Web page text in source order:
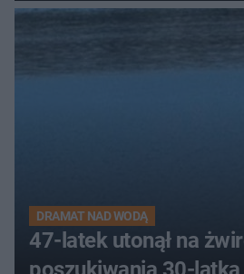
DRAMAT NAD WODĄ
47-latek utonął na